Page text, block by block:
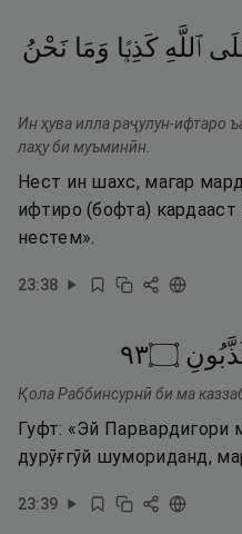
ٱللَّهِ كَذِبًۭا وَمَا نَحْنُ
Ин ҳува илла раҷулун-ифтаро
лаҳу би муъминӣн.
Нест ин шахс, магар
ифтиро (бофта)
нестем».
23:38
۝٣٩
Қола Раббинсурнӣ би ма
Гуфт: «Эй Парвардигори
дурӯғгӯй шумориданд,
23:39